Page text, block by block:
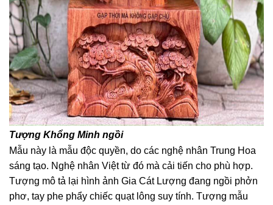
Tượng Khổng Minh ngồi
Mẫu này là mẫu độc quyền, do các nghệ nhân Trung Hoa
sáng tạo. Nghệ nhân Việt từ đó mà cải tiến cho phù hợp.
Tượng mô tả lại hình ảnh Gia Cát Lượng đang ngồi phởn
phơ, tay phe phẩy chiếc quạt lông suy tính. Tượng mẫu